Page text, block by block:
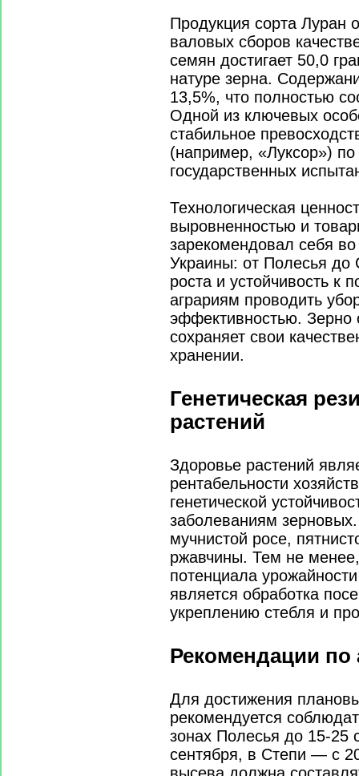
Продукция сорта Луран
валовых сборов
семян достигает 50,0
натуре зерна.
13,5%, что полностью
Одной из ключевых
стабильное
(например, «Луксор»)
государственных
Технологическая
выровненностью и
зарекомендовал себя
Украины: от Полесья до
роста и устойчивость к
аграриям проводить
эффективностью. Зерно
сохраняет свои
хранении.
Генетическая
растений
Здоровье растений
рентабельности
генетической
заболеваниям
мучнистой росе,
ржавчины. Тем не
потенциала
является обработка
укреплению стебля и
Рекомендации по
Для достижения
рекомендуется
зонах Полесья до 15-25
сентября, в Степи — с